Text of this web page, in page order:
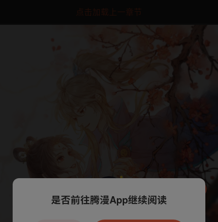
点击加载上一章节
本章节仅支持App阅读，可打开App新用
是否前往腾漫App继续阅读